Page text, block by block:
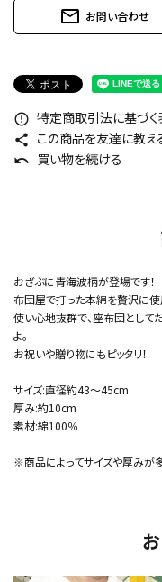
mail_outline お問い合わせ
error_outline 特定商取引法に基づ
share この商品を友達に教え
undo 買い物を続ける
おざぶに青海波柄が登場です！
布団屋で打った本綿を贅沢に使
使い心地抜群で、座布団として
よ。
お祝いや贈り物にもピッタリ！
サイズ:直径約43～45cm
厚み:約10cm
素材:綿100％
※商品によってサイズや厚みが